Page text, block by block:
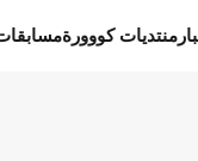
منتديات كووورة